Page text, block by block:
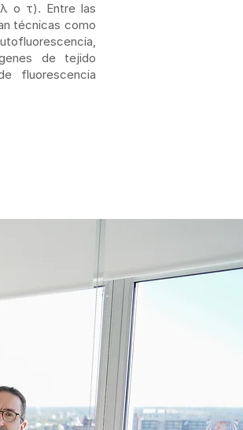
o τ). Entre las
técnicas como
de tejido
fluorescencia